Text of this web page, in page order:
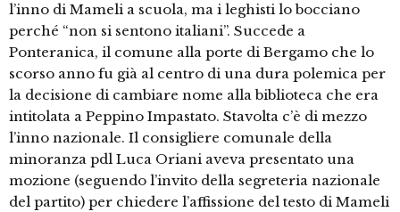
l’inno di Mameli a scuola, ma i leghisti lo bocciano
perché “non si sentono italiani”. Succede a
Ponteranica, il comune alla porte di Bergamo che lo
scorso anno fu già al centro di una dura polemica per
la decisione di cambiare nome alla biblioteca che era
intitolata a Peppino Impastato. Stavolta c’è di mezzo
l’inno nazionale. Il consigliere comunale della
minoranza pdl Luca Oriani aveva presentato una
mozione (seguendo l’invito della segreteria nazionale
del partito) per chiedere l’affissione del testo di Mameli